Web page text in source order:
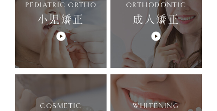
PEDIATRIC ORTHO
小児矯正
ORTHODONTIC
成人矯正
COSMETIC WHITENING